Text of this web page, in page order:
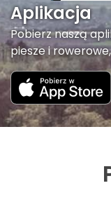
Aplikacja
Pobierz naszą
piesze i